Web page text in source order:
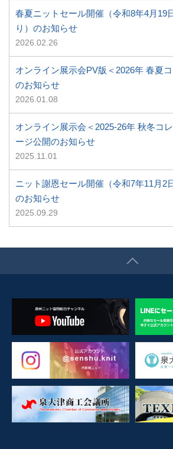
春夏ニットセール開催（令和8年4月19
り）のお知らせ
2026.02.26
オンライン展示会PV版＜2026年 春夏
のお知らせ
2026.01.08
オンライン展示会＜2025-26年 秋冬コ
ージ公開のお知らせ
2025.11.01
ニット謝恩セール開催（令和7年11月2
のお知らせ
2025.09.29